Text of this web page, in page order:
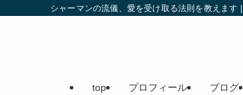
シャーマンの流儀、愛を受け取る法則を教えま
top プロフィール ブログ